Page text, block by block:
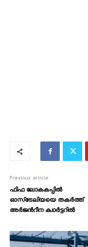
Previous article
ഫിഫ ലോകകപ്പില്‍
ഓസ്‌ട്രേലിയയെ തകർത്ത്
അര്‍ജന്‍റീന ക്വാര്‍ട്ടറില്‍